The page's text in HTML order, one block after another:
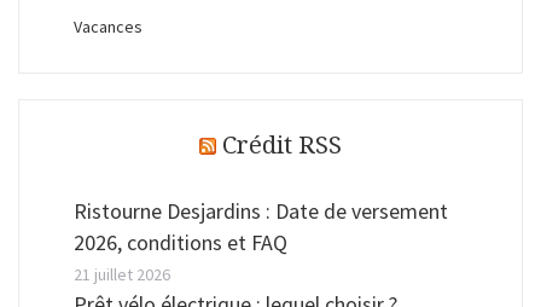
Vacances
Crédit RSS
Ristourne Desjardins : Date de versement
2026, conditions et FAQ
21 juillet 2026